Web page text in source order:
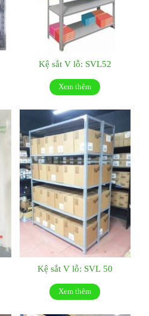
Kệ sắt V lỗ: SVL52
Xem thêm
Kệ sắt V lỗ: SVL 50
Xem thêm